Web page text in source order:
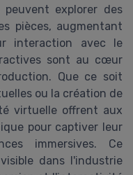
peuvent explorer des
pièces, augmentant
interaction avec le
sont au cœur
Que ce soit
ou la création de
virtuelle offrent aux
pour captiver leur
immersives. Ce
dans l'industrie